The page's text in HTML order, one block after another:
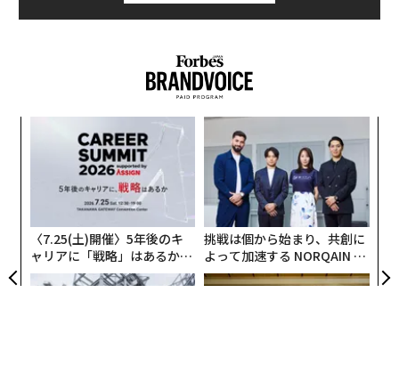
〈7.25(土)開催〉5年後のキ
ャリアに「戦略」はあるか。
トップエグゼクティブのキャ
リアに触れる1日│CAREER S
挑戦は個から始まり、共創に
よって加速する NORQAIN JA
PAN 特別座談会